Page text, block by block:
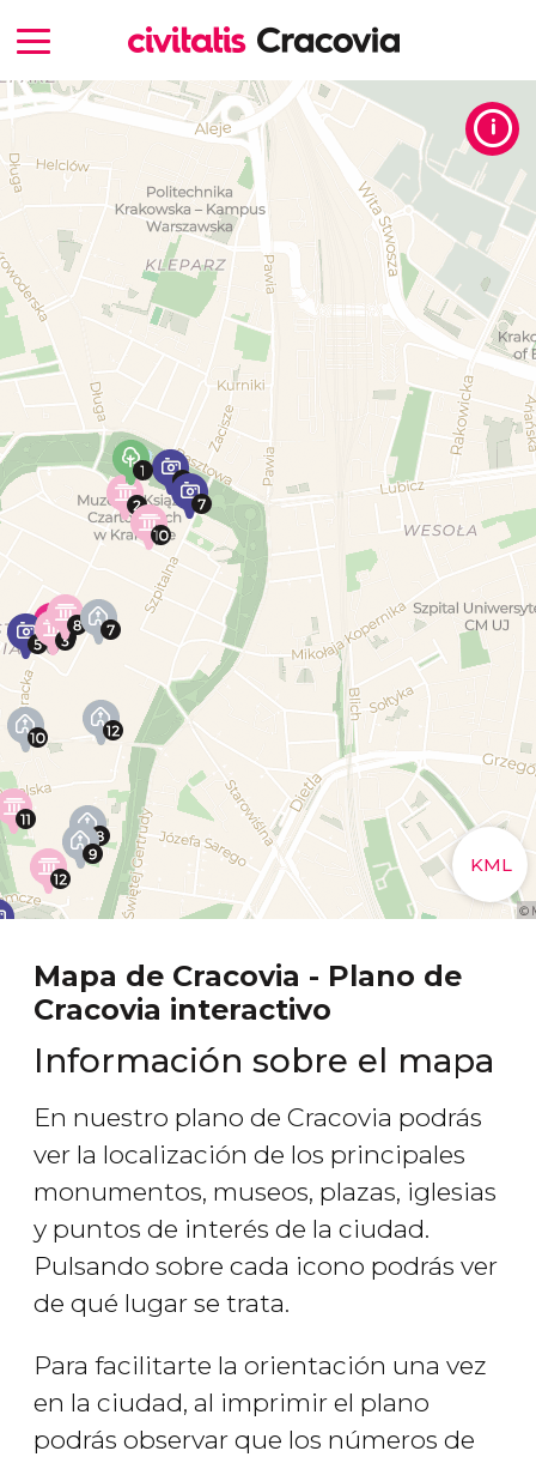
Mapa de Cracovia - Plano de
Cracovia interactivo
Información sobre el mapa
En nuestro plano de Cracovia podrás
ver la localización de los principales
monumentos, museos, plazas, iglesias
y puntos de interés de la ciudad.
Pulsando sobre cada icono podrás ver
de qué lugar se trata.
Para facilitarte la orientación una vez
en la ciudad, al imprimir el plano
podrás observar que los números de